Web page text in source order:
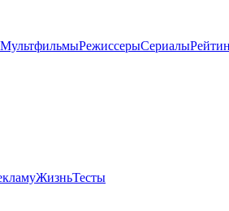
МультфильмыРежиссерыСериалы
ЖизньТесты